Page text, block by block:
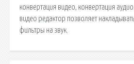
конвертация видео, конвертация
видео редактор позволяет
фильтры на звук.